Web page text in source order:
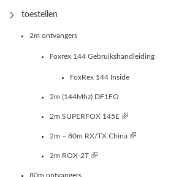
toestellen
2m ontvangers
Foxrex 144 Gebruikshandleiding
FoxRex 144 Inside
2m (144Mhz) DF1FO
2m SUPERFOX 145E
2m – 80m RX/TX China
2m ROX-2T
80m ontvangers